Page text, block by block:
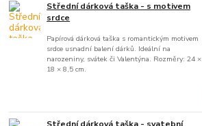
Střední dárková taška - s motivem
srdce
Papírová dárková taška s romantickým motivem
srdce usnadní balení dárků. Ideální na
narozeniny, svátek či Valentýna. Rozměry: 24 ×
18 × 8,5 cm.